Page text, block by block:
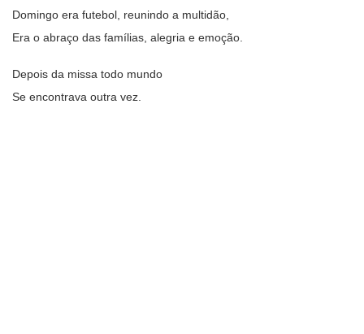
Domingo era futebol, reunindo a multidão,
Era o abraço das famílias, alegria e emoção.
Depois da missa todo mundo
Se encontrava outra vez.